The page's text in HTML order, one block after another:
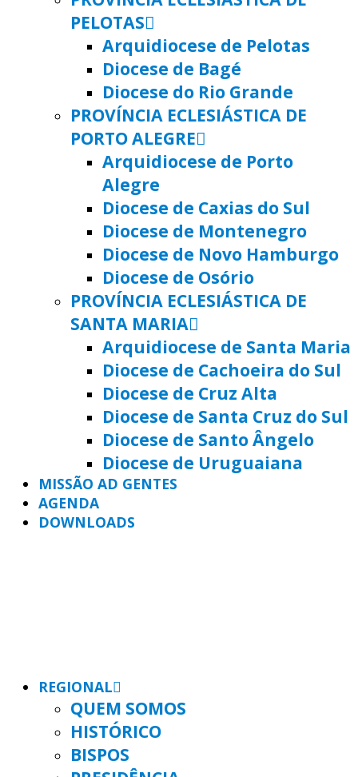
PELOTAS
Arquidiocese de Pelotas
Diocese de Bagé
Diocese do Rio Grande
PROVÍNCIA ECLESIÁSTICA DE
PORTO ALEGRE
Arquidiocese de Porto
Alegre
Diocese de Caxias do Sul
Diocese de Montenegro
Diocese de Novo Hamburgo
Diocese de Osório
PROVÍNCIA ECLESIÁSTICA DE
SANTA MARIA
Arquidiocese de Santa Maria
Diocese de Cachoeira do Sul
Diocese de Cruz Alta
Diocese de Santa Cruz do Sul
Diocese de Santo Ângelo
Diocese de Uruguaiana
MISSÃO AD GENTES
AGENDA
DOWNLOADS
REGIONAL
QUEM SOMOS
HISTÓRICO
BISPOS